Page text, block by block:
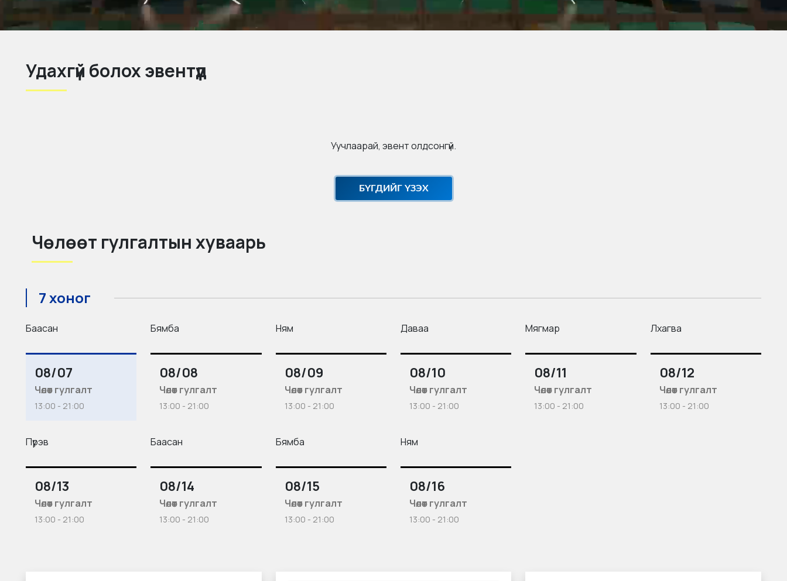
Удахгүй болох эвентүүд
Уучлаарай, эвент олдсонгүй.
БҮГДИЙГ ҮЗЭХ
Чөлөөт гулгалтын хуваарь
7 хоног
Баасан
08/07
Чөлөөт гулгалт
13:00 - 21:00
Бямба
08/08
Чөлөөт гулгалт
13:00 - 21:00
Ням
08/09
Чөлөөт гулгалт
13:00 - 21:00
Даваа
08/10
Чөлөөт гулгалт
13:00 - 21:00
Мягмар
08/11
Чөлөөт гулгалт
13:00 - 21:00
Лхагва
08/12
Чөлөөт гулгалт
13:00 - 21:00
Пүрэв
08/13
Чөлөөт гулгалт
13:00 - 21:00
Баасан
08/14
Чөлөөт гулгалт
13:00 - 21:00
Бямба
08/15
Чөлөөт гулгалт
13:00 - 21:00
Ням
08/16
Чөлөөт гулгалт
13:00 - 21:00